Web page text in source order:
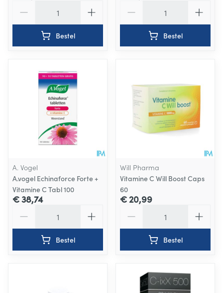
Bestel Bestel
A. Vogel
A.vogel Echinaforce Forte +
Vitamine C Tabl 100
€ 38,74
Bestel
Will Pharma
Vitamine C Will Boost Caps
60
€ 20,99
Bestel